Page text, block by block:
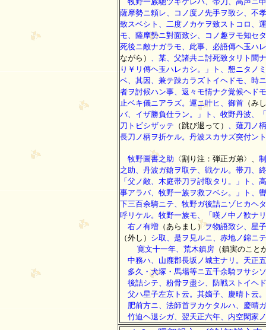
薩摩勢ニ頼レ、コノ度ノ先手ヲ致シ、不
致スベシト、二度ノカケヲ致ストコロ、
モ、薩摩勢ニ對面致シ、コノ趣ヲモ知セ
死後ニ敵ナガラモ、此事、必語傳ヘ玉ハ
ながら）
、某、父諸共ニ討死致タリト聞
り￥リ傳ヘ玉ハレカシ。」ト、懇ニタノ
ベ、其因、兼テ踈カラズトイヘドモ、時
者ヲ討候ハン事、返々モ情ナク覚候ヘド
止ベキ儀ニアラズ。運ニ叶ヒ、御首 （み
バ、イザ勝負仕ラン。」ト、牧野丹波、
刀トビシザッテ （跳び退って）
、薙刀ノ
長刀ノ柄ヲ折ケル。丹波スカサズ突付ン
牧野圖書之助 〈割り注：弾正ガ弟〉、
之助、丹波ガ鎗ヲ取テ、戦ケル。帯刀、
「父ノ敵、木庭帯刀ヲ討取タリ。」ト
事アラバ、牧野一族ヲ救フベシ。」ト、
下三百余騎ニテ、牧野ガ後詰ニゾヒカヘ
呼リケル。牧野一族モ、「嘆ノ中ノ歓ナ
右ノ有増 （あらまし）ヲ物語致シ、星
（外し） シ取、是ヲ見ルニ、赤地ノ錦ニ
寛文十一年、荒木鎮房 （鎮実のこと
中務ハ、山鹿郡長坂ノ城主ナリ。天正
多久・犬塚・馬場等ニ五千余騎ヲサシ
後詰シテ、粉骨ヲ盡シ、防戦ストイヘ
父ハ星子左京ト云。其嫡子、慶晴ト云
肥前方ニ、法師首ヲカケタルハ、慶晴
竹迫ヘ退シガ、翌天正六年、内空閑家